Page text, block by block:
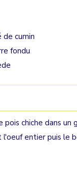
de cumin
fondu
pois chiche dans un
entier puis le